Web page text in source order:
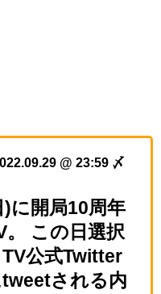
@ 23:59 〆
)に開局10周年
。 この日選択
公式Twitter
される内